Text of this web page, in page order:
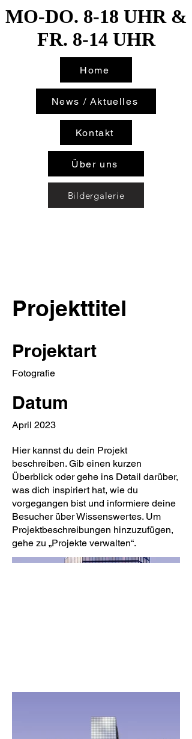
Über uns
Bildergalerie
MO-DO. 8-18 UHR &
FR. 8-14 UHR
MO-DO. 8-18 UHR &
FR. 8-14 UHR
Home
News / Aktuelles
Kontakt
Projekttitel
Projektart
Fotografie
Datum
April 2023
Hier kannst du dein Projekt
beschreiben. Gib einen kurzen
Überblick oder gehe ins Detail darüber,
was dich inspiriert hat, wie du
vorgegangen bist und informiere deine
Besucher über Wissenswertes. Um
Projektbeschreibungen hinzuzufügen,
gehe zu „Projekte verwalten“.